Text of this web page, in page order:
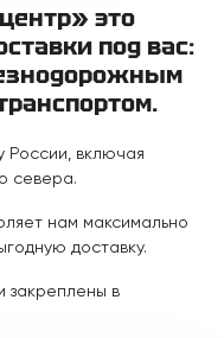
это
под вас:
России, включая
севера.
нам максимально
доставку.
закреплены в